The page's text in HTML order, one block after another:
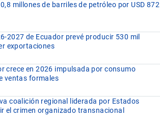
millones de barriles de petróleo por USD 872
2027 de Ecuador prevé producir 530 mil
exportaciones
crece en 2026 impulsada por consumo
ventas formales
coalición regional liderada por Estados
el crimen organizado transnacional